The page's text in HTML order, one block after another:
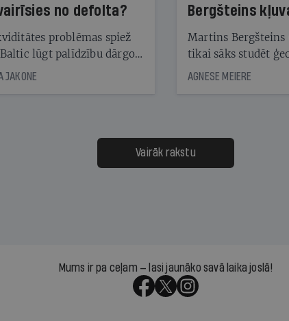
no defolta?
problēmas spiež
lūgt palīdzību dārgo
turētājiem, taču
augstos procentus,
jāpārskaita jau trīs dienas
nākamās sapulces
JAKONE
Bergšteins
laika ziņu seju?
Martins Bergšteins
tikai sāks studēt
bet viņa sacītajam
uzcītīga darba,
atbalsts un drosme
meteovērojumus arī
AGNESE MEIERE
Vairāk rakstu
Mums ir pa ceļam — lasi jaunāko savā laika joslā!